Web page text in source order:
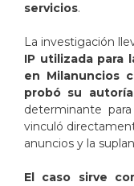
servicios.
La investigación
IP utilizada para
en Milanuncios
probó su
determinante
vinculó
anuncios y la
El caso sirve